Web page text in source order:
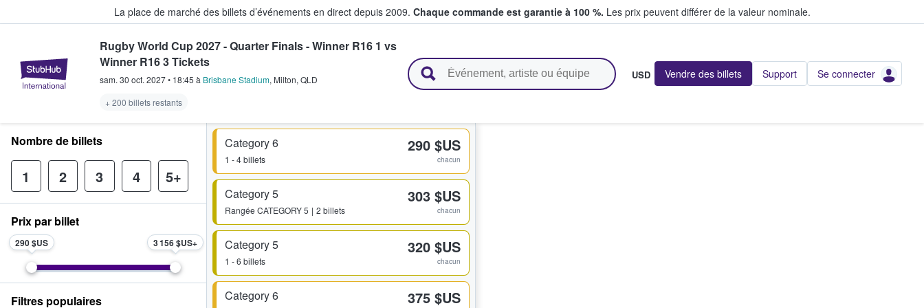
La place de marché des billets d’événements en direct depuis 2009. Chaque commande est garantie à 100 %. Les prix peuvent différer de la valeur nominale.
StubHub - Où les fans achètent et vendent des billets
Rugby World Cup 2027 - Quarter Finals - Winner R16 1 vs
Winner R16 3 Tickets
sam. 30 oct. 2027• 18:45 à Brisbane Stadium, Milton, QLD
+ 200 billets restants
USD Vendre des billets Support Se connecter
Category 6
1 - 4 billets
290 $US
chacun
Category 5
Rangée CATEGORY 5 2 billets
303 $US
chacun
Category 5
1 - 6 billets
320 $US
chacun
Category 6 375 $US
Nombre de billets
1 2 3 4 5+
Prix par billet
290 $US 3 156 $US
Filtres populaires